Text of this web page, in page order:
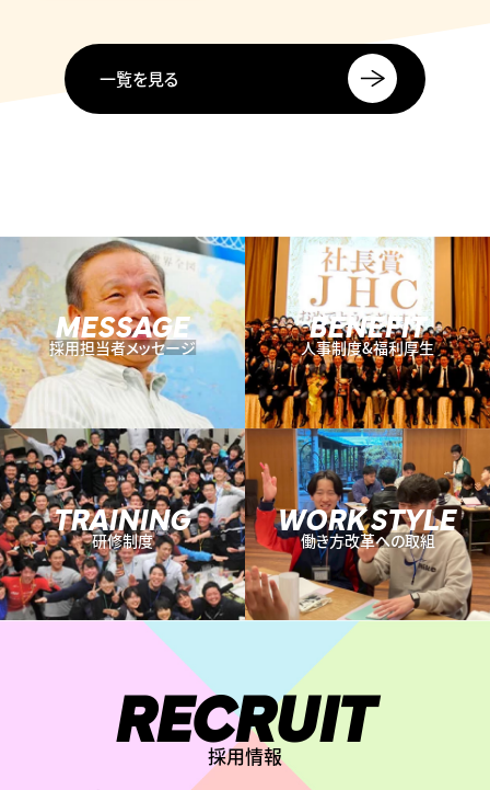
一覧を見る
MESSAGE
採用担当者メッセージ
BENEFIT
人事制度&福利厚生
TRAINING
研修制度
WORK STYLE
働き方改革への取組
RECRUIT
採用情報